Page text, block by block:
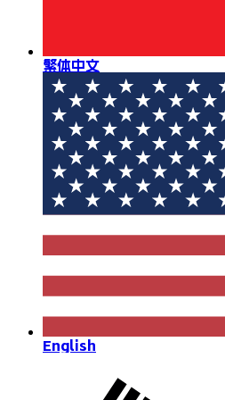
繁体中文
English